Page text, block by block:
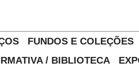
FUNDOS E COLEÇÕES
/ BIBLIOTECA